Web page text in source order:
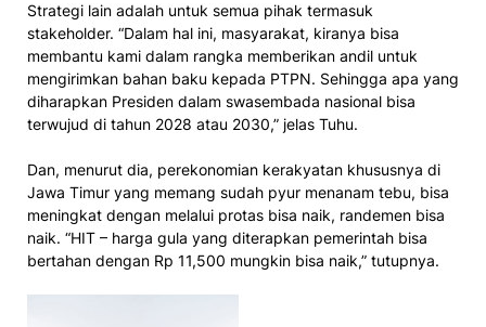
Strategi lain adalah untuk semua pihak termasuk
stakeholder. “Dalam hal ini, masyarakat, kiranya bisa
membantu kami dalam rangka memberikan andil untuk
mengirimkan bahan baku kepada PTPN. Sehingga apa yang
diharapkan Presiden dalam swasembada nasional bisa
terwujud di tahun 2028 atau 2030,” jelas Tuhu.
Dan, menurut dia, perekonomian kerakyatan khususnya di
Jawa Timur yang memang sudah pyur menanam tebu, bisa
meningkat dengan melalui protas bisa naik, randemen bisa
naik. “HIT – harga gula yang diterapkan pemerintah bisa
bertahan dengan Rp 11,500 mungkin bisa naik,” tutupnya.